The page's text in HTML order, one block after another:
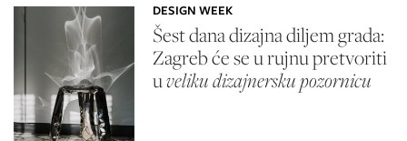
DESIGN WEEK
Šest dana dizajna diljem grada:
Zagreb će se u rujnu pretvoriti
uveliku dizajnersku pozornicu